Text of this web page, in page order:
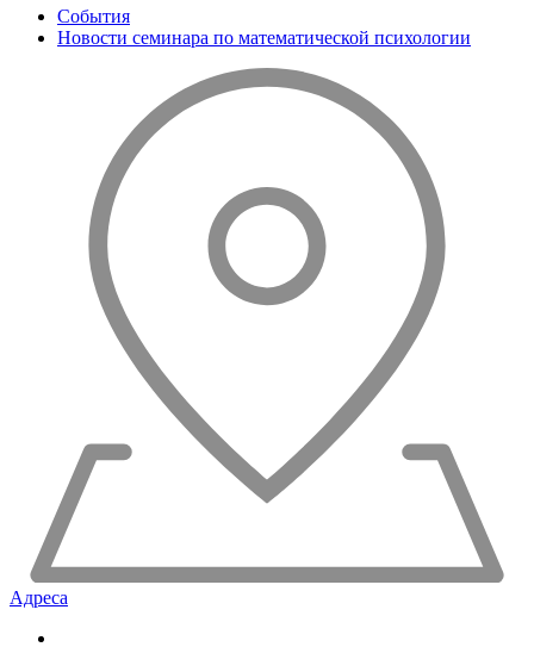
События
Новости семинара по математической психологии
Адреса